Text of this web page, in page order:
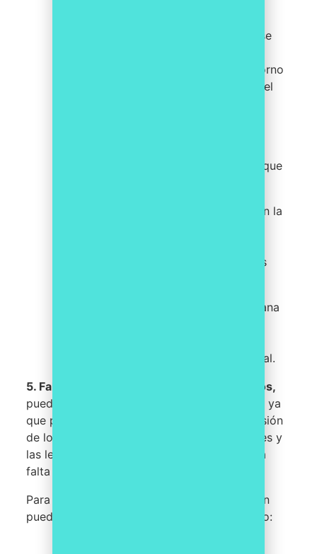
cambios regulatorios y mantenerse
regulaciones y cambios en el entorno
empresarial, y asegurarse de que el
análisis de riesgos para asegurar que
Incorporar el análisis de riesgos en la
tomar en cuenta los riesgos en las
Crear un sistema de alerta temprana
regulación y el entorno empresarial.
5. Falta de experiencia en análisis de riesgos,
puede ser un desafío para una organización, ya
que puede resultar en una falta de comprensión
de los riesgos asociados con las regulaciones y
las leyes aplicables, lo que nos llevaría a una
falta de cumplimiento.
Para abordar esta cuestión, una organización
puede implementar diferentes medidas como: